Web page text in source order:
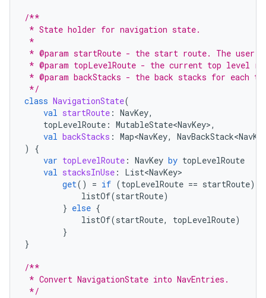
/**
* State holder for navigation state.
*
* @param startRoute - the start route. The
* @param topLevelRoute - the current top level
* @param backStacks - the back stacks for each
*/
class NavigationState(
val startRoute : NavKey,
topLevelRoute : MutableState<NavKey>,
val backStacks : Map<NavKey,
)
{
var topLevelRoute : NavKey by topLevelRoute
val stacksInUse :
List<NavKey>
get() = if (topLevelRoute == startRoute)
listOf(startRoute)
} else {
listOf(startRoute, topLevelRoute)
}
}
/**
* Convert NavigationState into NavEntries.
*/